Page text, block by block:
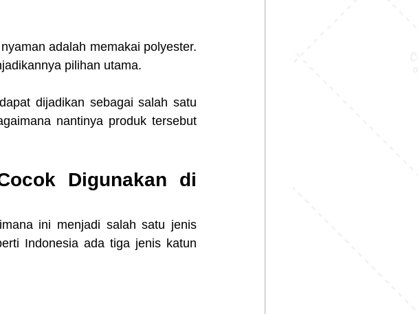
adalah memakai polyester.
pilihan utama.
dijadikan sebagai salah satu
nantinya produk tersebut
Digunakan di
ini menjadi salah satu jenis
Indonesia ada tiga jenis katun